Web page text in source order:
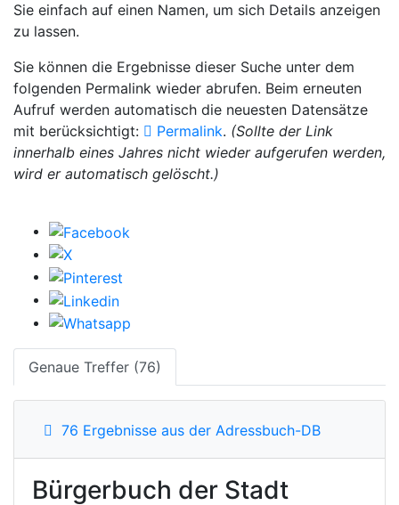
Sie einfach auf einen Namen, um sich Details anzeigen
zu lassen.
Sie können die Ergebnisse dieser Suche unter dem
folgenden Permalink wieder abrufen. Beim erneuten
Aufruf werden automatisch die neuesten Datensätze
mit berücksichtigt:
Permalink. (Sollte der Link
innerhalb eines Jahres nicht wieder aufgerufen werden,
wird er automatisch gelöscht.)
Genaue Treffer (76)
76 Ergebnisse aus der Adressbuch-DB
Bürgerbuch der Stadt